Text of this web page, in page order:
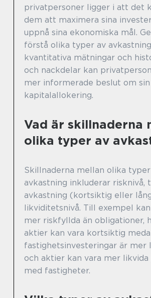
privatpersoner ligger i att det
dem att maximera sina
uppnå sina ekonomiska mål.
förstå olika typer av
kvantitativa mätningar och
och nackdelar kan
mer informerade beslut om sin
kapitalallokering.
Vad är skillnaderna
olika typer av
Skillnaderna mellan olika
avkastning inkluderar risknivå,
avkastning (kortsiktig eller
likviditetsnivå. Till exempel
mer riskfyllda än obligationer,
aktier kan vara kortsiktig
fastighetsinvesteringar är mer
och aktier kan vara mer
med fastigheter.